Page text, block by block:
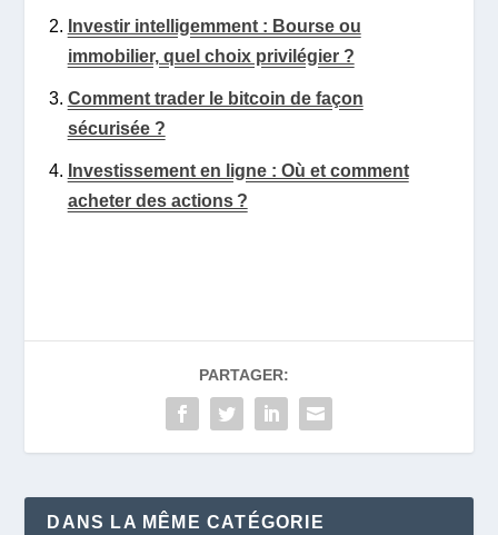
Investir intelligemment : Bourse ou
immobilier, quel choix privilégier ?
Comment trader le bitcoin de façon
sécurisée ?
Investissement en ligne : Où et comment
acheter des actions ?
PARTAGER:
DANS LA MÊME CATÉGORIE